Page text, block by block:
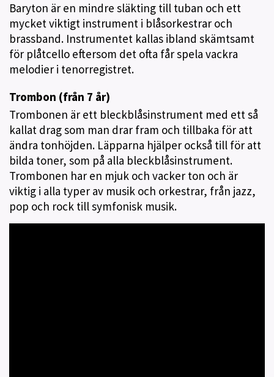
Baryton är en mindre släkting till tuban och ett
mycket viktigt instrument i blåsorkestrar och
brassband. Instrumentet kallas ibland skämtsamt
för plåtcello eftersom det ofta får spela vackra
melodier i tenorregistret.
Trombon (från 7 år)
Trombonen är ett bleckblåsinstrument med ett så
kallat drag som man drar fram och tillbaka för att
ändra tonhöjden. Läpparna hjälper också till för att
bilda toner, som på alla bleckblåsinstrument.
Trombonen har en mjuk och vacker ton och är
viktig i alla typer av musik och orkestrar, från jazz,
pop och rock till symfonisk musik.